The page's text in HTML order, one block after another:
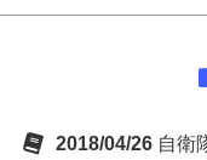
2018/04/26 自衛